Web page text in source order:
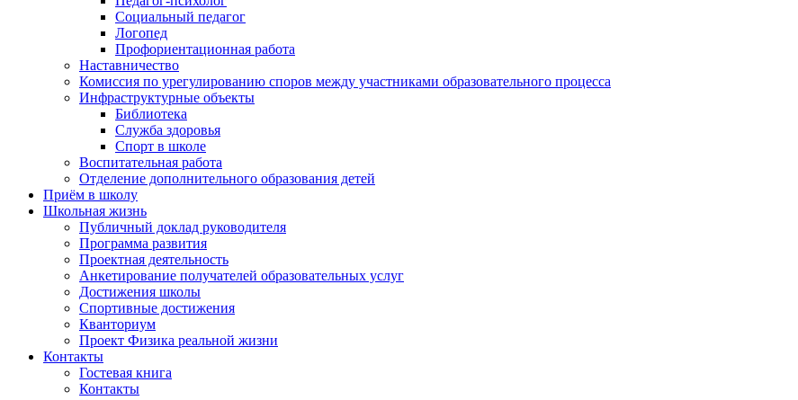
Социальный педагог
Логопед
Профориентационная работа
Наставничество
Комиссия по урегулированию споров между участниками образовательного процесса
Инфраструктурные объекты
Библиотека
Служба здоровья
Спорт в школе
Воспитательная работа
Отделение дополнительного образования детей
Приём в школу
Школьная жизнь
Публичный доклад руководителя
Программа развития
Проектная деятельность
Анкетирование получателей образовательных услуг
Достижения школы
Спортивные достижения
Кванториум
Проект Физика реальной жизни
Контакты
Гостевая книга
Контакты